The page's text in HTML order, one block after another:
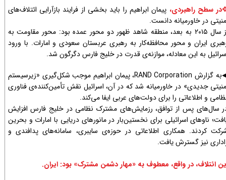
در سطح راهبردی، پیمان ابراهیم را باید بخشی از فرایند بازآرایی ائتلاف‌های
در خاورمیانه دانست.
از سال ۲۰۱۵ به بعد، منطقه شاهد ظهور دو محور عمده بود: محور مقاومت به
ایران و محور محافظه‌کار به رهبری عربستان سعودی و امارات. با ورود
به این معادله، موازنه‌ی قدرت در خلیج فارس دگرگون شد.
به گزارش RAND Corporation، پیمان ابراهیم موجب شکل‌گیری «زیرسیستم
جدیدی» در خاورمیانه شد که در آن، اسرائیل نقش تأمین‌کننده‌ی فناوری
و اطلاعاتی را برای دولت‌های عربی ایفا می‌کند.
سال‌های پس از توافق، رزمایش‌های مشترک نظامی در خلیج فارس افزایش
ناوهای اسرائیلی برای نخستین‌بار در مانورهای دریایی با امارات و بحرین
کردند. همکاری اطلاعاتی در حوزه‌ی سایبری، سامانه‌های پدافندی و
نیز گسترش یافت.
ائتلاف، در واقع، معطوف به «مهار دشمن مشترک» بود: ایران.